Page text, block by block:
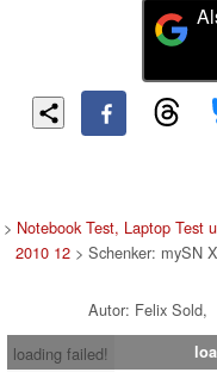
> Notebook Test, Laptop Test
2010 12 > Schenker: mySN
Autor: Felix Sold,
loading failed!